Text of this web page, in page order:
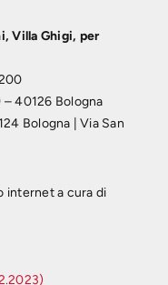
Villa Ghigi, per
– 40126 Bologna
Bologna | Via San
internet a cura di